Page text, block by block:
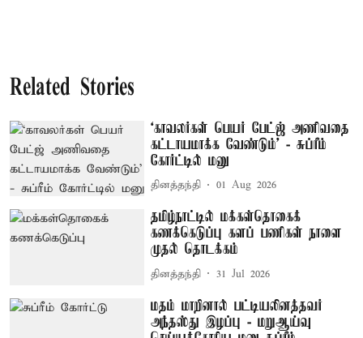
Related Stories
‘காவலர்கள் பெயர் பேட்ஜ் அணிவதை
கட்டாயமாக்க வேண்டும்’ - சுப்ரீம்
கோர்ட்டில் மனு
தினத்தந்தி 01 Aug 2026
தமிழ்நாட்டில் மக்கள்தொகைக்
கணக்கெடுப்பு களப் பணிகள் நாளை
முதல் தொடக்கம்
தினத்தந்தி 31 Jul 2026
மதம் மாறினால் பட்டியலினத்தவர்
அந்தஸ்து இழப்பு - மறுஆய்வு